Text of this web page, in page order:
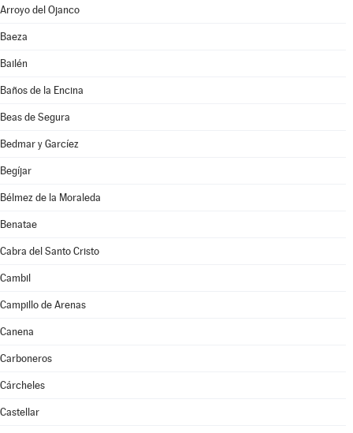
Arroyo del Ojanco
Baeza
Bailén
Baños de la Encina
Beas de Segura
Bedmar y Garcíez
Begíjar
Bélmez de la Moraleda
Benatae
Cabra del Santo Cristo
Cambil
Campillo de Arenas
Canena
Carboneros
Cárcheles
Castellar